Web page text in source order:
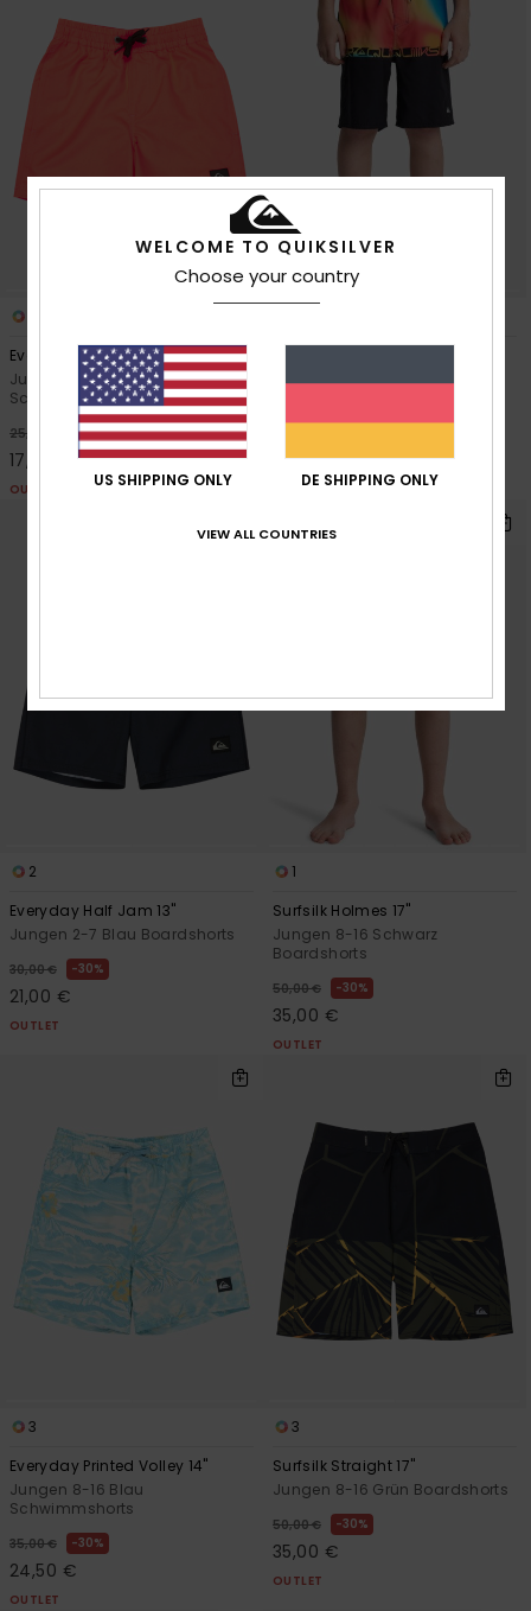
Everyday Volley 12"
Jungen 2-7 Rosa
Schwimmshorts
25,00 € 30%
17,50 €
OUTLET
Jungen 8-16 Schwarz
28,00 €
OUTLET
2
Everyday Half Jam 13"
Jungen 2-7 Blau Boardshorts
30,00 € 30%
21,00 €
OUTLET
1
Surfsilk Holmes 17"
Jungen 8-16 Schwarz
Boardshorts
50,00 € 30%
35,00 €
OUTLET
3
Everyday Printed Volley 14"
Jungen 8-16 Blau
Schwimmshorts
35,00 € 30%
24,50 €
OUTLET
3
Surfsilk Straight 17"
Jungen 8-16 Grün Boardshorts
50,00 € 30%
35,00 €
OUTLET
WELCOME TO QUIKSILVER
Choose your country
US SHIPPING ONLY DE SHIPPING ONLY
VIEW ALL COUNTRIES